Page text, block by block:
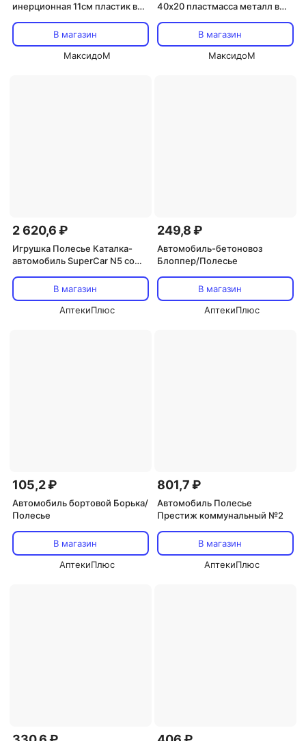
инерционная 11см пластик в
В магазин
МаксидоМ
40х20 пластмасса металл в
В магазин
МаксидоМ
2 620,6 ₽
Игрушка Полесье Каталка-
автомобиль SuperCar N5 со
В магазин
АптекиПлюс
249,8 ₽
Автомобиль-бетоновоз
Блоппер/Полесье
В магазин
АптекиПлюс
105,2 ₽
Автомобиль бортовой Борька/
Полесье
В магазин
АптекиПлюс
801,7 ₽
Автомобиль Полесье
Престиж коммунальный №2
В магазин
АптекиПлюс